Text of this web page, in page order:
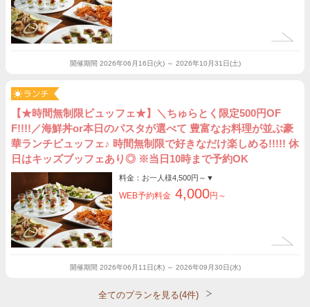
開催期間 2026年06月16日(火) ～ 2026年10月31日(土)
【★時間無制限ビュッフェ★】＼ちゅらとく限定500円OF
F!!!!／海鮮丼or本日のパスタが選べて 豊富なお料理が並ぶ豪
華ランチビュッフェ♪ 時間無制限で好きなだけ楽しめる!!!!! 休
日はキッズブッフェあり◎ ※当日10時まで予約OK
料金：お一人様4,500円～ ▼
WEB予約料金 4,000円～
開催期間 2026年06月11日(木) ～ 2026年09月30日(水)
全てのプランを見る(4件)